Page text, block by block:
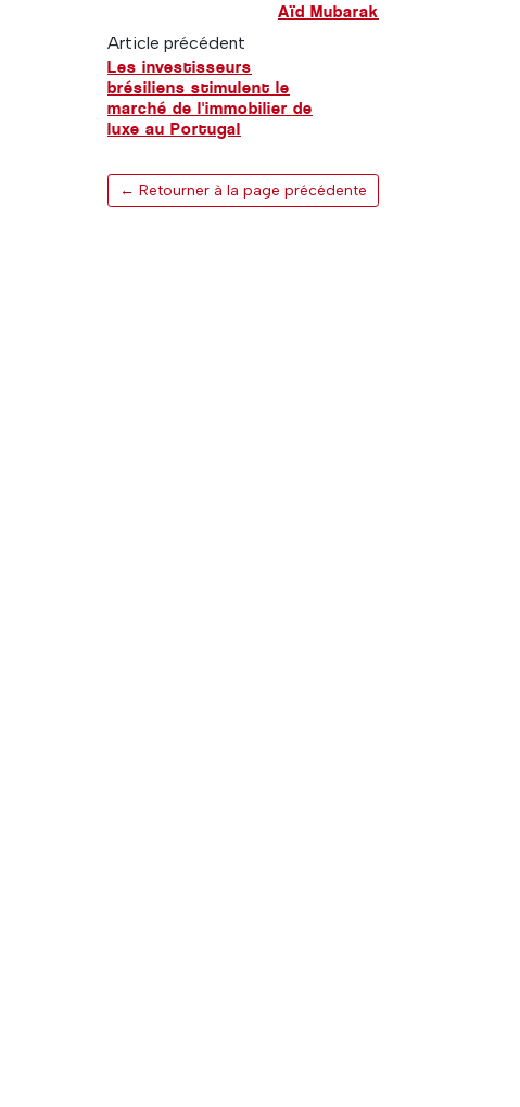
Aïd Mubarak
Article précédent
Les investisseurs
brésiliens stimulent le
marché de l'immobilier de
luxe au Portugal
← Retourner à la page précédente